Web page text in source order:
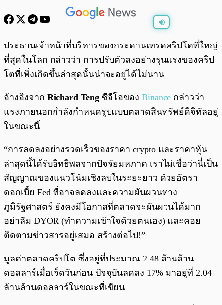
พร้อมเล่น 0:00 / 0:00
ประธานเจ้าหน้าที่บริหารของกระดานเทรดคริปโตที่ใหญ่
ที่สุดในโลก กล่าวว่า การปรับตัวลงอย่างรุนแรงของคริป
โตที่เพิ่งเกิดขึ้นล่าสุดนั้นน่าจะอยู่ได้ไม่นาน
อ้างอิงจาก Richard Teng ซีอีโอของ Binance กล่าวว่า
แรงภายนอกกำลังกำหนดรูปแบบตลาดสินทรัพย์ดิจิทัลอยู่
ในขณะนี้
“การลดลงอย่างรวดเร็วของราคา crypto และราคาหุ้น
ล่าสุดนี้ได้รับอิทธิพลจากปัจจัยมหภาค เราไม่เชื่อว่านี่เป็น
สัญญาณของแนวโน้มเชิงลบในระยะยาว ด้วยอัตรา
ดอกเบี้ย Fed ที่อาจลดลงและความผันผวนทาง
ภูมิรัฐศาสตร์ ยังคงมีโอกาสที่ตลาดจะผันผวนได้มาก
อย่าลืม DYOR (ทำความเข้าใจด้วยตนเอง) และคอย
ติดตามข่าวสารอยู่เสมอ สร้างต่อไป!”
มูลค่าตลาดคริปโต ซึ่งอยู่ที่ประมาณ 2.48 ล้านล้าน
ดอลลาร์เมื่อเจ็ดวันก่อน ปัจจุบันลดลง 17% มาอยู่ที่ 2.04
ล้านล้านดอลลาร์ในขณะที่เขียน